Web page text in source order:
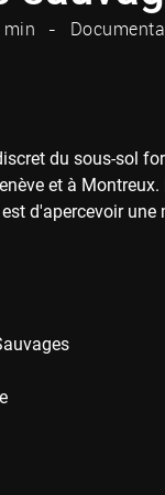
min
du sous-sol
et à
d'apercevoir